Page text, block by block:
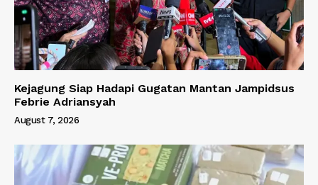
Kejagung Siap Hadapi Gugatan Mantan Jampidsus
Febrie Adriansyah
August 7, 2026